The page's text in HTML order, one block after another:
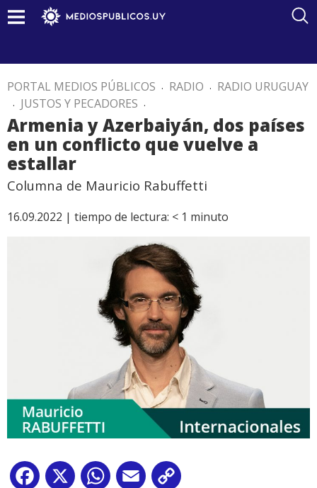
PORTAL MEDIOS PÚBLICOS . RADIO . RADIO URUGUAY
. JUSTOS Y PECADORES .
Armenia y Azerbaiyán, dos países
en un conflicto que vuelve a
estallar
Columna de Mauricio Rabuffetti
16.09.2022 | tiempo de lectura: < 1 minuto
Facebook
X WhatsApp
Email